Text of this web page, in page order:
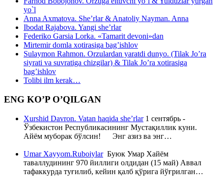
yo`l
Anna Axmatova. She’rlar & Anatoliy Nayman. Anna
Ibodat Rajabova. Yangi she’rlar
Federiko Garsia Lorka. «Tamarit devoni»dan
Mirtemir domla xotirasiga bag’ishlov
Sulaymon Rahmon. Orzulardan yaratdi dunyo. (Tilak Jo’ra
siyrati va suvratiga chizgilar) & Tilak Jo’ra xotirasiga
bag’ishlov
Tolibi ilm kerak…
ENG KO’P O’QILGAN
Xurshid Davron. Vatan haqida she’rlar1 сентябрь -
Ўзбекистон Республикасининг Мустақиллик куни.
Айём муборак бўлсин! Энг азиз ва энг…
Umar Xayyom.RuboiylarБуюк Умар Хайём
таваллудининг 970 йиллиги олдидан (15 май) Аввал
тафаккурда туғилиб, кейин қалб қўрига йўғрилган…